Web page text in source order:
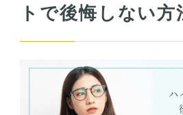
トで後悔しない方